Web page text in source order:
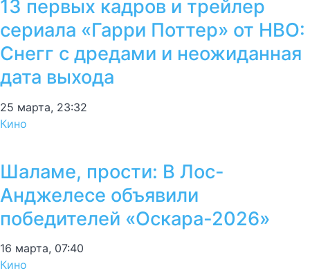
13 первых кадров и трейлер
сериала «Гарри Поттер» от HBO:
Снегг с дредами и неожиданная
дата выхода
25 марта, 23:32
Кино
Шаламе, прости: В Лос-
Анджелесе объявили
победителей «Оскара-2026»
16 марта, 07:40
Кино